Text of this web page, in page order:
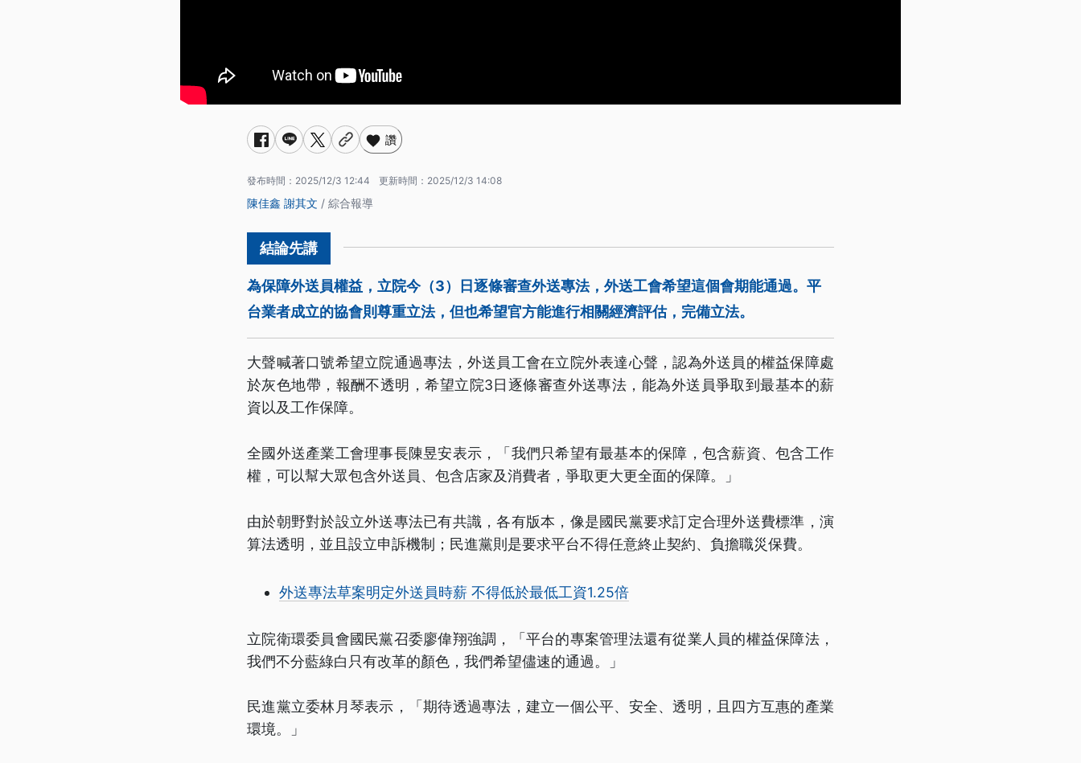
讚
發布時間： 2025/12/3 12:44 更新時間： 2025/12/3 14:08
陳佳鑫 謝其文 / 綜合報導
為保障外送員權益，立院今（3）日逐條審查外送專法，外送工會希望這個會期能通過。平
台業者成立的協會則尊重立法，但也希望官方能進行相關經濟評估，完備立法。
大聲喊著口號希望立院通過專法，外送員工會在立院外表達心聲，認為外送員的權益保障處
於灰色地帶，報酬不透明，希望立院3日逐條審查外送專法，能為外送員爭取到最基本的薪
資以及工作保障。
全國外送產業工會理事長陳昱安表示，「我們只希望有最基本的保障，包含薪資、包含工作
權，可以幫大眾包含外送員、包含店家及消費者，爭取更大更全面的保障。」
由於朝野對於設立外送專法已有共識，各有版本，像是國民黨要求訂定合理外送費標準，演
算法透明，並且設立申訴機制；民進黨則是要求平台不得任意終止契約、負擔職災保費。
外送專法草案明定外送員時薪 不得低於最低工資1.25倍
立院衛環委員會國民黨召委廖偉翔強調，「平台的專案管理法還有從業人員的權益保障法，
我們不分藍綠白只有改革的顏色，我們希望儘速的通過。」
民進黨立委林月琴表示，「期待透過專法，建立一個公平、安全、透明，且四方互惠的產業
環境。」